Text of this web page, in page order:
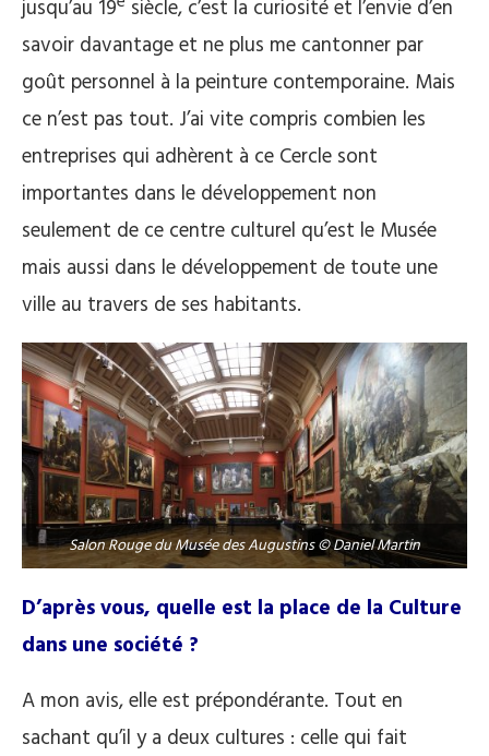
jusqu’au 19 siècle, c’est la curiosité et l’envie d’en
savoir davantage et ne plus me cantonner par
goût personnel à la peinture contemporaine. Mais
ce n’est pas tout. J’ai vite compris combien les
entreprises qui adhèrent à ce Cercle sont
importantes dans le développement non
seulement de ce centre culturel qu’est le Musée
mais aussi dans le développement de toute une
ville au travers de ses habitants.
Salon Rouge du Musée des Augustins © Daniel Martin
D’après vous, quelle est la place de la Culture
dans une société ?
A mon avis, elle est prépondérante. Tout en
sachant qu’il y a deux cultures : celle qui fait